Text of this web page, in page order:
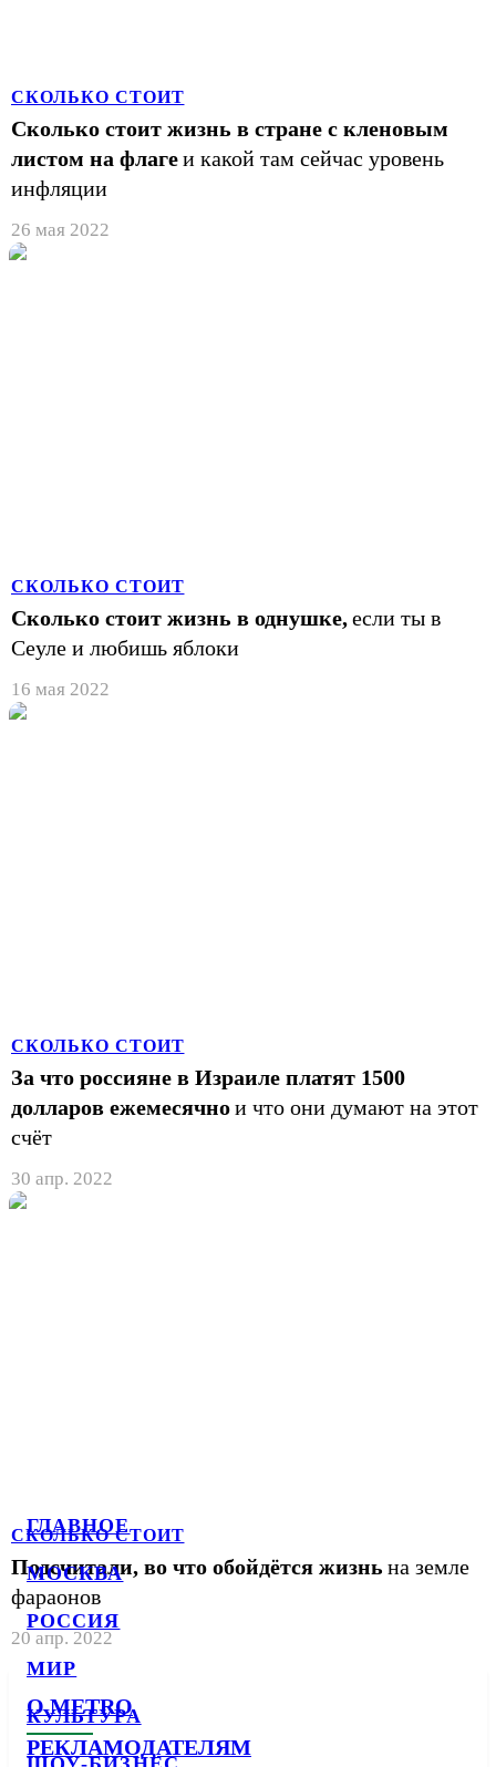
ГЛАВНОЕ
МОСКВА
РОССИЯ
МИР
КУЛЬТУРА
СКОЛЬКО СТОИТ
Сколько стоит жизнь в стране с кленовым
листом на флагеи какой там сейчас уровень
инфляции
26 мая 2022
СКОЛЬКО СТОИТ
Сколько стоит жизнь в однушке,если ты в
Сеуле и любишь яблоки
16 мая 2022
СКОЛЬКО СТОИТ
За что россияне в Израиле платят 1500
долларов ежемесячнои что они думают на этот
счёт
30 апр. 2022
СКОЛЬКО СТОИТ
Подсчитали, во что обойдётся жизнь на земле
фараонов
20 апр. 2022
О METRO
РЕКЛАМОДАТЕЛЯМ